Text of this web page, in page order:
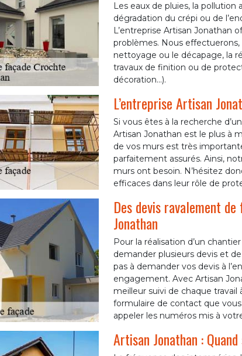
Les eaux de pluies, la
dégradation du crépi ou de
L’entreprise Artisan Jonathan
problèmes. Nous effectuerons,
nettoyage ou le décapage, la
travaux de finition ou de
décoration…).
L’entreprise Artisan
Si vous êtes à la recherche
Artisan Jonathan est le plus à
de vos murs est très
parfaitement assurés. Ainsi,
murs ont besoin. N’hésitez
efficaces dans leur rôle de
Des devis ravalement
Jonathan
Pour la réalisation d’un
demander plusieurs devis et
pas à demander vos devis à
engagement. Avec Artisan
meilleur suivi de chaque travail
formulaire de contact que
appeler les numéros mis à
Artisan Jonathan :